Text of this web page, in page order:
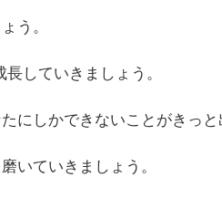
う。
長していきましょう。
にしかできないことがきっと
いていきましょう。